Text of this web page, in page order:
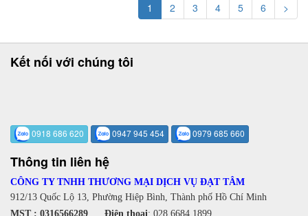
1 2 3 4 5 6 >
Kết nối với chúng tôi
0918 686 620 0947 945 454 0979 685 660
Thông tin liên hệ
CÔNG TY TNHH THƯƠNG MẠI DỊCH VỤ ĐẠT TÂM
912/13 Quốc Lộ 13, Phường Hiệp Bình, Thành phố Hồ Chí Minh
MST : 0316566289 Điện thoại: 028.6684 1899